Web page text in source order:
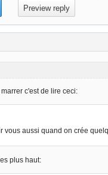
c'est de lire ceci:
vous aussi quand on crée
plus haut: